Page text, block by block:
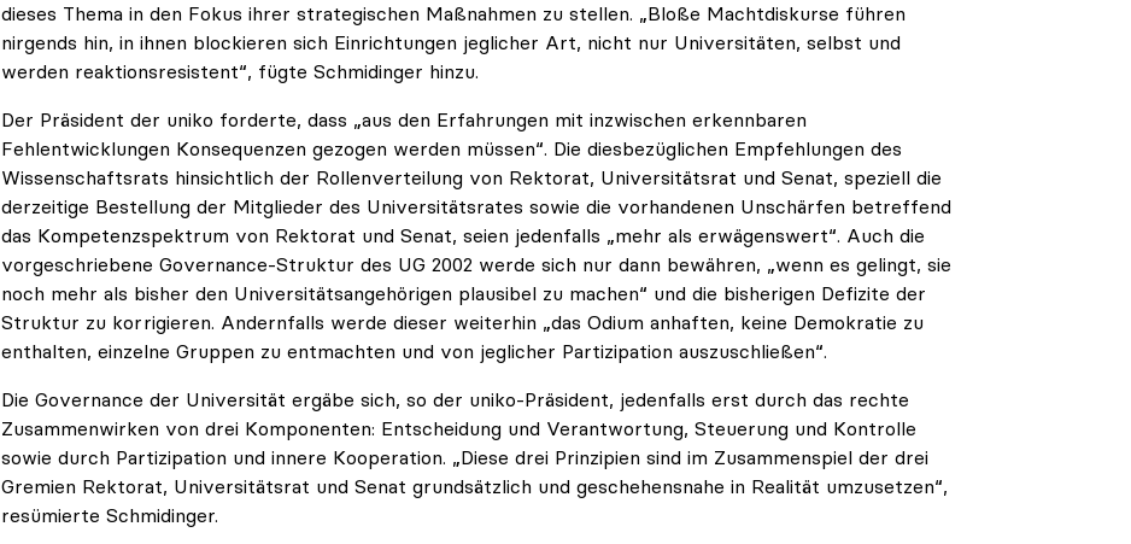
dieses Thema in den Fokus ihrer strategischen Maßnahmen zu stellen. „Bloße Machtdiskurse führen
nirgends hin, in ihnen blockieren sich Einrichtungen jeglicher Art, nicht nur Universitäten, selbst und
werden reaktionsresistent“, fügte Schmidinger hinzu.
Der Präsident der uniko forderte, dass „aus den Erfahrungen mit inzwischen erkennbaren
Fehlentwicklungen Konsequenzen gezogen werden müssen“. Die diesbezüglichen Empfehlungen des
Wissenschaftsrats hinsichtlich der Rollenverteilung von Rektorat, Universitätsrat und Senat, speziell die
derzeitige Bestellung der Mitglieder des Universitätsrates sowie die vorhandenen Unschärfen betreffend
das Kompetenzspektrum von Rektorat und Senat, seien jedenfalls „mehr als erwägenswert“. Auch die
vorgeschriebene Governance-Struktur des UG 2002 werde sich nur dann bewähren, „wenn es gelingt, sie
noch mehr als bisher den Universitätsangehörigen plausibel zu machen“ und die bisherigen Defizite der
Struktur zu korrigieren. Andernfalls werde dieser weiterhin „das Odium anhaften, keine Demokratie zu
enthalten, einzelne Gruppen zu entmachten und von jeglicher Partizipation auszuschließen“.
Die Governance der Universität ergäbe sich, so der uniko-Präsident, jedenfalls erst durch das rechte
Zusammenwirken von drei Komponenten: Entscheidung und Verantwortung, Steuerung und Kontrolle
sowie durch Partizipation und innere Kooperation. „Diese drei Prinzipien sind im Zusammenspiel der drei
Gremien Rektorat, Universitätsrat und Senat grundsätzlich und geschehensnahe in Realität umzusetzen“,
resümierte Schmidinger.